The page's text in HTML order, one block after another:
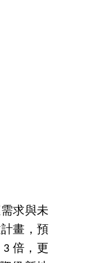
求與未
畫，預
倍，更